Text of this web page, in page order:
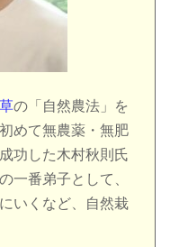
の「自然農法」を
めて無農薬・無肥
功した木村秋則氏
一番弟子として、
いくなど、自然栽